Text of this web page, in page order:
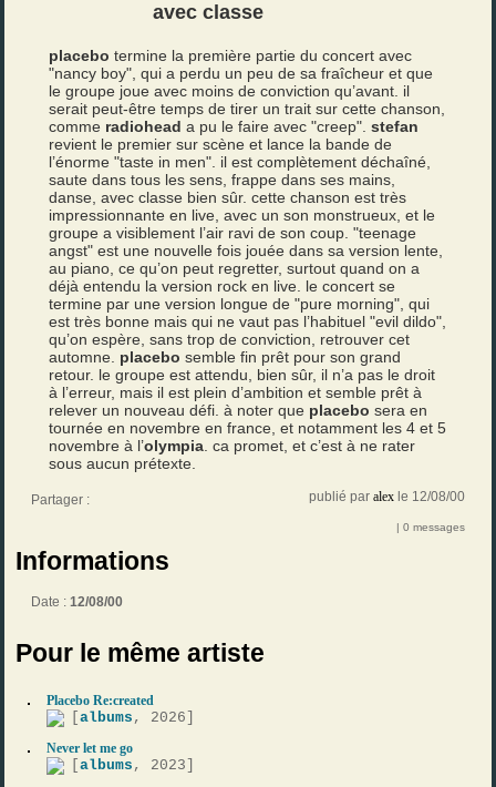
avec classe
placebo termine la première partie du concert avec
"nancy boy", qui a perdu un peu de sa fraîcheur et que
le groupe joue avec moins de conviction qu’avant. il
serait peut-être temps de tirer un trait sur cette chanson,
comme radiohead a pu le faire avec "creep".stefan
revient le premier sur scène et lance la bande de
l’énorme "taste in men". il est complètement déchaîné,
saute dans tous les sens, frappe dans ses mains,
danse, avec classe bien sûr. cette chanson est très
impressionnante en live, avec un son monstrueux, et le
groupe a visiblement l’air ravi de son coup. "teenage
angst" est une nouvelle fois jouée dans sa version lente,
au piano, ce qu’on peut regretter, surtout quand on a
déjà entendu la version rock en live. le concert se
termine par une version longue de "pure morning", qui
est très bonne mais qui ne vaut pas l’habituel "evil dildo",
qu’on espère, sans trop de conviction, retrouver cet
automne. placebo semble fin prêt pour son grand
retour. le groupe est attendu, bien sûr, il n’a pas le droit
à l’erreur, mais il est plein d’ambition et semble prêt à
relever un nouveau défi. à noter que placebo sera en
tournée en novembre en france, et notamment les 4 et 5
novembre à l’olympia . ca promet, et c’est à ne rater
sous aucun prétexte.
Partager : publié par alex le 12/08/00
| 0 messages
Informations
Date :12/08/00
Pour le même artiste
Placebo Re:created
[albums , 2026]
Never let me go
[albums , 2023]